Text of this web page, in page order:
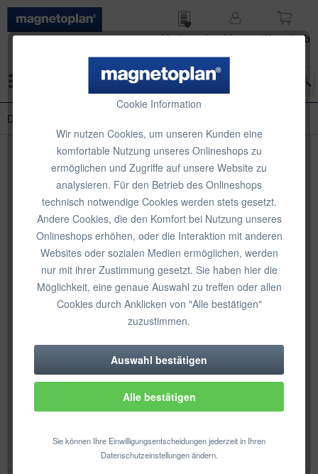
Merk­zettel
Mein
Waren­korb
Cookie Information
Wir nutzen Cookies, um unseren Kunden eine
komfortable Nutzung unseres Onlineshops zu
ermöglichen und Zugriffe auf unsere Website zu
analysieren. Für den Betrieb des Onlineshops
technisch notwendige Cookies werden stets gesetzt.
Andere Cookies, die den Komfort bei Nutzung unseres
Onlineshops erhöhen, oder die Interaktion mit anderen
Websites oder sozialen Medien ermöglichen, werden
nur mit ihrer Zustimmung gesetzt. Sie haben hier die
Möglichkeit, eine genaue Auswahl zu treffen oder allen
Cookies durch Anklicken von "Alle bestätigen"
zuzustimmen.
Technisch erforderlich
Komfortfunktionen
Auswahl bestätigen
Alle bestätigen
Sie können Ihre Einwilligungsentscheidungen jederzeit in Ihren
Datenschutzeinstellungen ändern.
Defektes Produkt
Defektes Produkt
Wir werden uns nach Absenden dieses Formulars innerhalb
kurzer Zeit mit Ihnen in Verbindung setzen, um die weitere
Vorgehensweise zu besprechen.
Bitte füllen Sie die Fehlerbeschreibung ausführlich aus, Sie
müssen diese dann nicht mehr dem Paket beilegen.
Hinweis zum Datenschutz: Wir verwenden Ihre
personenbezogenen Daten ausschließlich zur Bearbeitung
Ihrer Anfrage und geben diese nicht an Dritte weiter. Sollte
im Anschluss kein berechtigtes Interesse unsererseits in
Bezug auf die Speicherung Ihrer Daten mehr bestehen,
werden wir Ihre übermittelten Daten innerhalb von 30 Tagen
wieder löschen. Weitere Informationen zum Thema
Datenschutz finden Sie in unsererDatenschutzerklärung.